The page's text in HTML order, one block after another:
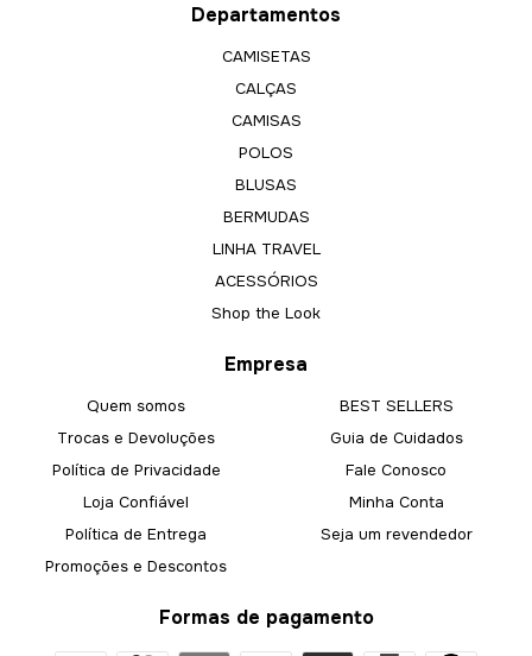
Departamentos
CAMISETAS
CALÇAS
CAMISAS
POLOS
BLUSAS
BERMUDAS
LINHA TRAVEL
ACESSÓRIOS
Shop the Look
Empresa
Quem somos
Trocas e Devoluções
Política de Privacidade
Loja Confiável
Política de Entrega
Promoções e Descontos
BEST SELLERS
Guia de Cuidados
Fale Conosco
Minha Conta
Seja um revendedor
Formas de pagamento